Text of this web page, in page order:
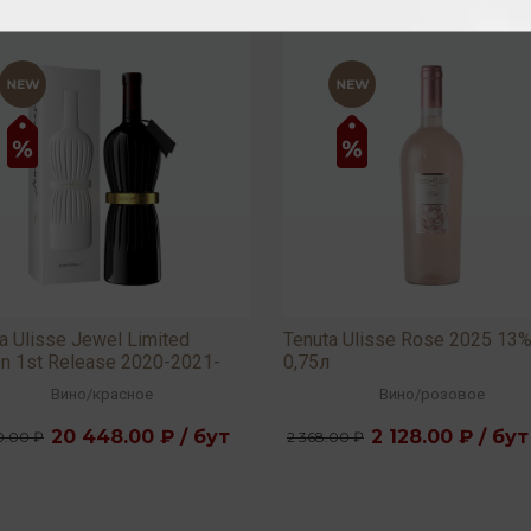
Ulisse Jewel Limited
1st Release 2020-2021-
15,5% 0,75л
Вино/красное
₽ 20 448.00 ₽ / бут
Tenuta Ulisse Rose 2025 13%
0,75л
Вино/розовое
2 368.00 ₽ 2 128.00 ₽ / бут